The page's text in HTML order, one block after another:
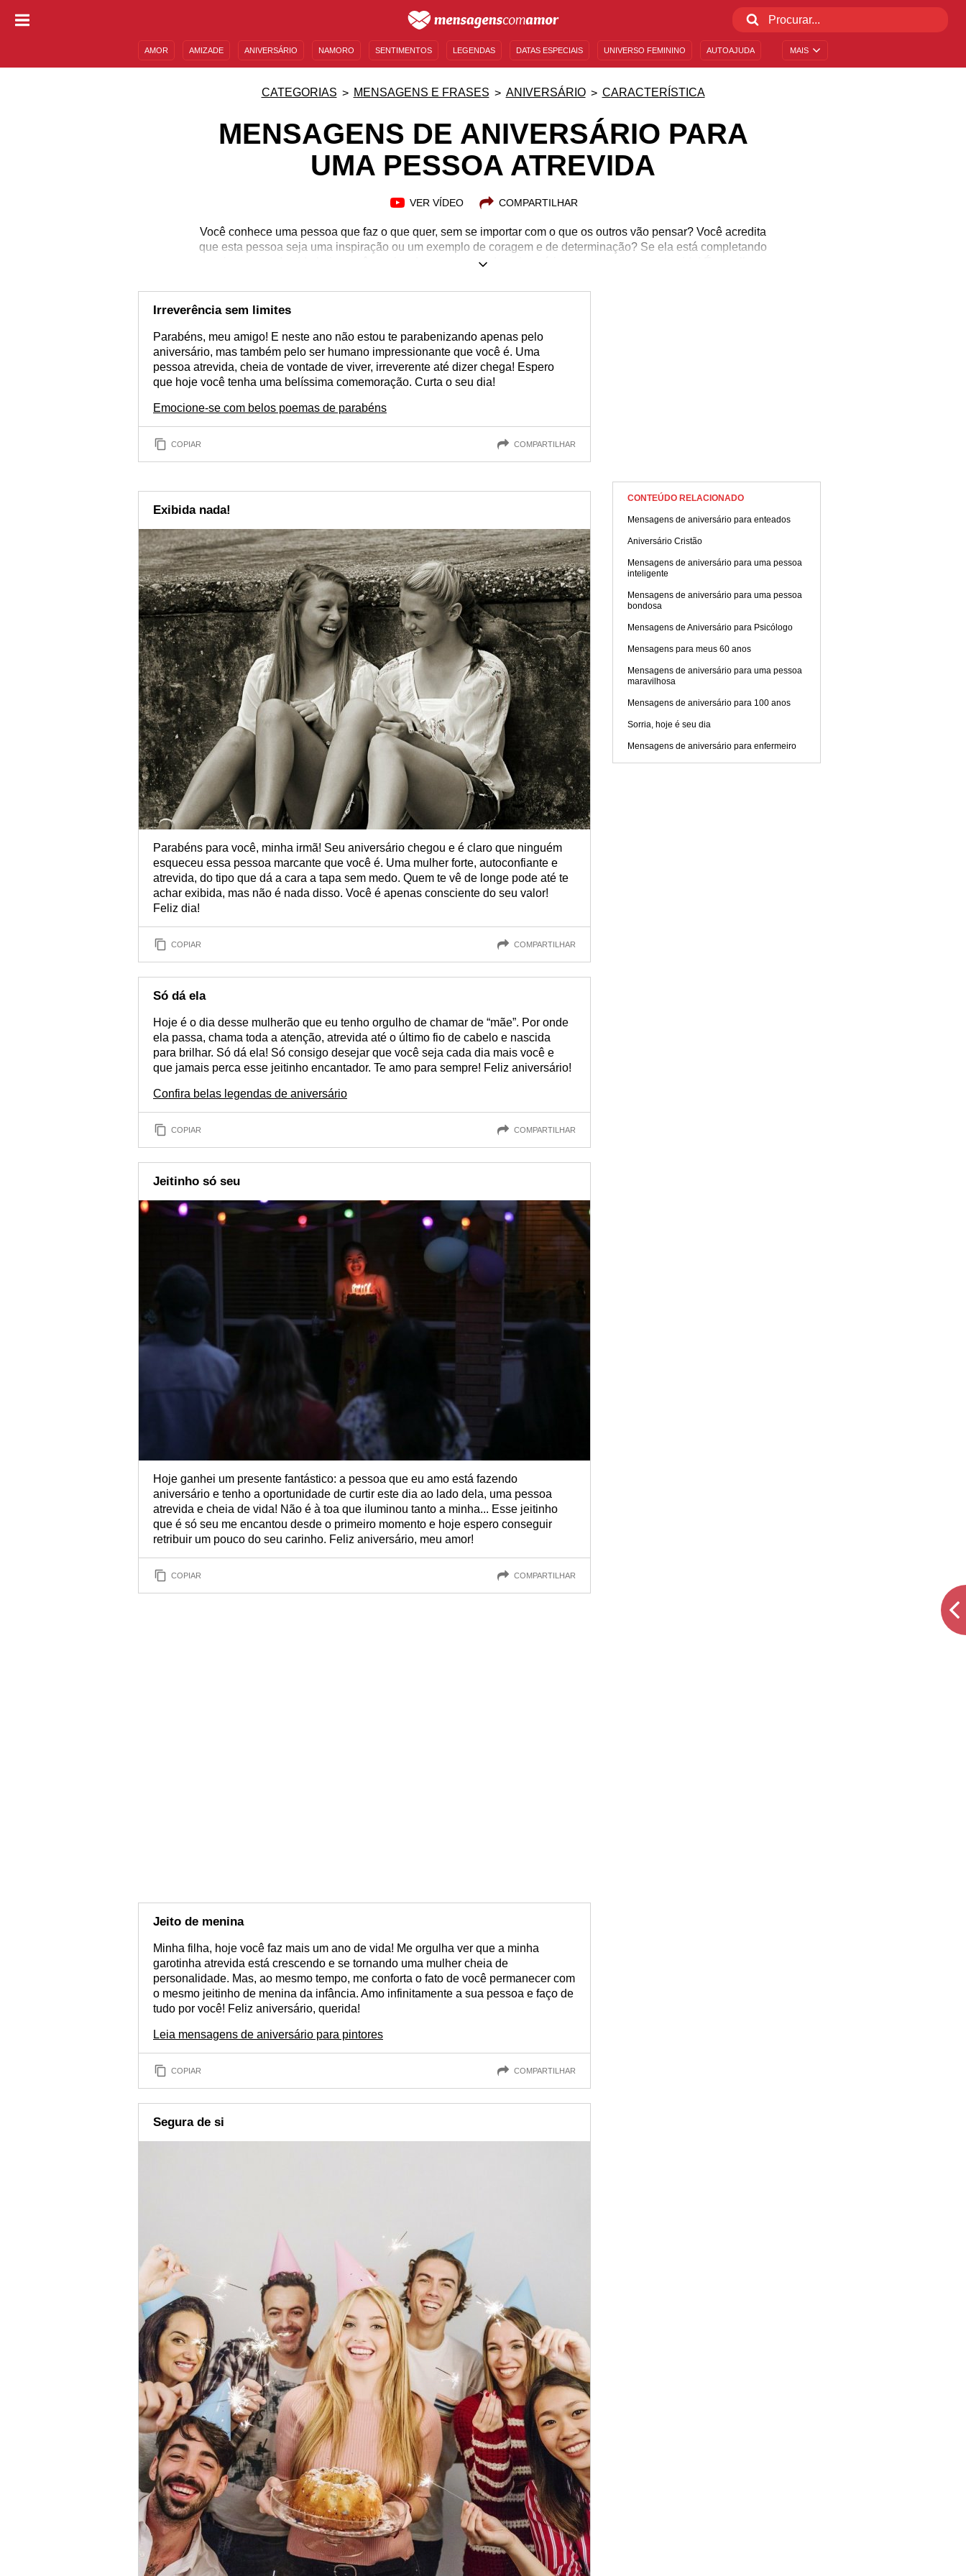
MAIS
AMOR AMIZADE ANIVERSÁRIO NAMORO SENTIMENTOS LEGENDAS DATAS ESPECIAIS UNIVERSO FEMININO AUTOAJUDA
CATEGORIAS MENSAGENS E FRASES ANIVERSÁRIO CARACTERÍSTICA
MENSAGENS DE ANIVERSÁRIO PARA
UMA PESSOA ATREVIDA
VER VÍDEO COMPARTILHAR
Você conhece uma pessoa que faz o que quer, sem se importar com o que os outros vão pensar? Você acredita
que esta pessoa seja uma inspiração ou um exemplo de coragem e de determinação? Se ela está completando
mais um ano de vida hoje, você precisa de mensagens de aniversário para uma pessoa atrevida! É o melhor
mas nunca deixa de exercer as suas vontades. Mostre para ela o quanto você a admira e o quanto você gostaria
de ser assim também! Torne este dia ainda mais especial com as mensagens perfeitas para esta pessoa!
Irreverência sem limites
Parabéns, meu amigo! E neste ano não estou te parabenizando apenas pelo
aniversário, mas também pelo ser humano impressionante que você é. Uma
pessoa atrevida, cheia de vontade de viver, irreverente até dizer chega! Espero
que hoje você tenha uma belíssima comemoração. Curta o seu dia!
Emocione-se com belos poemas de parabéns
COPIAR COMPARTILHAR
Exibida nada!
Parabéns para você, minha irmã! Seu aniversário chegou e é claro que ninguém
esqueceu essa pessoa marcante que você é. Uma mulher forte, autoconfiante e
atrevida, do tipo que dá a cara a tapa sem medo. Quem te vê de longe pode até te
achar exibida, mas não é nada disso. Você é apenas consciente do seu valor!
Feliz dia!
COPIAR COMPARTILHAR
Só dá ela
Hoje é o dia desse mulherão que eu tenho orgulho de chamar de “mãe”. Por onde
ela passa, chama toda a atenção, atrevida até o último fio de cabelo e nascida
para brilhar. Só dá ela! Só consigo desejar que você seja cada dia mais você e
que jamais perca esse jeitinho encantador. Te amo para sempre! Feliz aniversário!
Confira belas legendas de aniversário
COPIAR COMPARTILHAR
Jeitinho só seu
Hoje ganhei um presente fantástico: a pessoa que eu amo está fazendo
aniversário e tenho a oportunidade de curtir este dia ao lado dela, uma pessoa
atrevida e cheia de vida! Não é à toa que iluminou tanto a minha... Esse jeitinho
que é só seu me encantou desde o primeiro momento e hoje espero conseguir
retribuir um pouco do seu carinho. Feliz aniversário, meu amor!
COPIAR COMPARTILHAR
Jeito de menina
Minha filha, hoje você faz mais um ano de vida! Me orgulha ver que a minha
garotinha atrevida está crescendo e se tornando uma mulher cheia de
personalidade. Mas, ao mesmo tempo, me conforta o fato de você permanecer com
o mesmo jeitinho de menina da infância. Amo infinitamente a sua pessoa e faço de
tudo por você! Feliz aniversário, querida!
Leia mensagens de aniversário para pintores
COPIAR COMPARTILHAR
Segura de si
CONTEÚDO RELACIONADO
Mensagens de aniversário para enteados
Aniversário Cristão
Mensagens de aniversário para uma pessoa
inteligente
Mensagens de aniversário para uma pessoa
bondosa
Mensagens de Aniversário para Psicólogo
Mensagens para meus 60 anos
Mensagens de aniversário para uma pessoa
maravilhosa
Mensagens de aniversário para 100 anos
Sorria, hoje é seu dia
Mensagens de aniversário para enfermeiro